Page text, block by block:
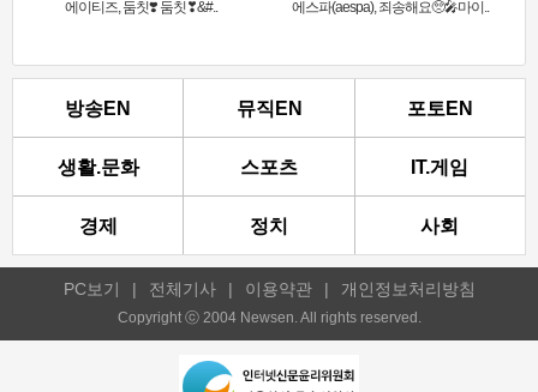
에이티즈, 둠칫❣️ 둠칫❣&#.. 에스파(aespa), 죄송해요🥺🎤마이..
방송EN 뮤직EN 포토EN
생활.문화 스포츠 IT.게임
경제 정치 사회
PC보기 | 전체기사 | 이용약관 | 개인정보처리방침
Copyright ⓒ 2004 Newsen. All rights reserved.